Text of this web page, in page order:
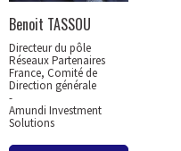
Benoit TASSOU
Directeur du pôle
Réseaux Partenaires
France, Comité de
Direction générale
-
Amundi Investment
Solutions